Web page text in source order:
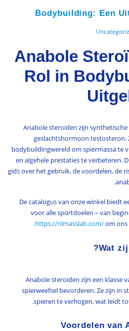
Bodybuilding: Een
Anabole
Rol in
Anabole steroïden zijn
geslachtshormoon testosteron.
bodybuildingwereld om spiermassa te
en algehele prestaties te verbeteren.
gids over het gebruik, de voordelen, de
De catalogus van onze winkel biedt
voor alle sportdoelen – van
https://nlmasslab.com/om
Wat
Anabole steroïden zijn een klasse
spierweefsel bevorderen. Ze zijn in
spieren te verhogen, wat leidt
Voordelen van